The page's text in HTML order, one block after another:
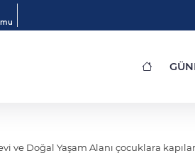
ve Doğal Yaşam Alanı çocuklara